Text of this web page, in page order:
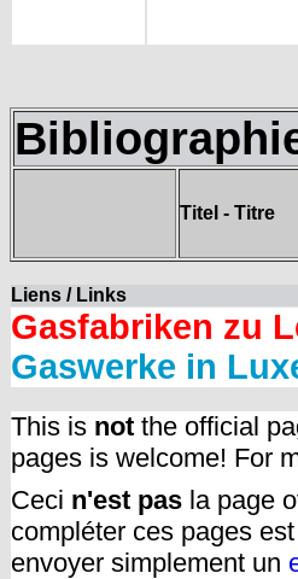
Titel - Titre
Liens / Links
Gasfabriken zu
Gaswerke in
This is not the official
pages is welcome! For
Ceci n'est pas la page
compléter ces pages
envoyer simplement un